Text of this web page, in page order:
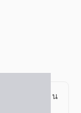
นที่เน้นในส่วน
เช่น O-